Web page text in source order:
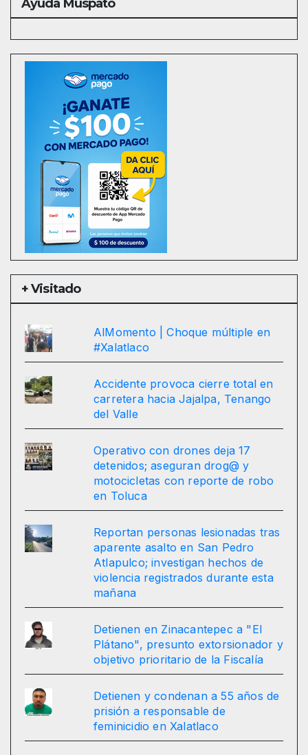
Ayuda Muspato
+ Visitado
AlMomento | Choque múltiple en
#Xalatlaco
Accidente provoca cierre total en
carretera hacia Jajalpa, Tenango
del Valle
Operativo con drones deja 17
detenidos; aseguran drog@ y
motocicletas con reporte de robo
en Toluca
Reportan personas lesionadas tras
aparente asalto en San Pedro
Atlapulco; investigan hechos de
violencia registrados durante esta
mañana
Detienen en Zinacantepec a "El
Plátano", presunto extorsionador y
objetivo prioritario de la Fiscalía
Detienen y condenan a 55 años de
prisión a responsable de
feminicidio en Xalatlaco